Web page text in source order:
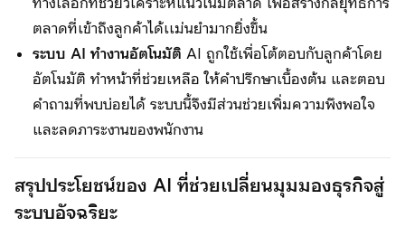
ตลาดที่เข้าถึงลูกค้าได้เเม่นยำมากยิ่งขึ้น
ระบบ AI ทำงานอัตโนมัติ AI ถูกใช้เพื่อโต้ตอบกับลูกค้าโดย
อัตโนมัติ ทำหน้าที่ช่วยเหลือ ให้คำปรึกษาเบื้องต้น และตอบ
คำถามที่พบบ่อยได้ ระบบนี้จึงมีส่วนช่วยเพิ่มความพึงพอใจ
และลดภาระงานของพนักงาน
สรุปประโยชน์ของ AI ที่ช่วยเปลี่ยนมุมมองธุรกิจสู่
ระบบอัจฉริยะ